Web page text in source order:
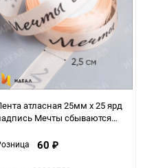
атласная 25мм х 25 ярд
Мечты сбываются
60 ₽